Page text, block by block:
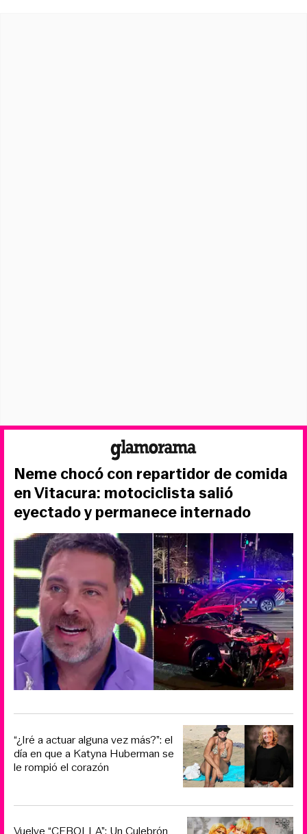
Neme chocó con repartidor de comida
en Vitacura: motociclista salió
eyectado y permanece internado
“¿Iré a actuar alguna vez más?”: el
día en que a Katyna Huberman se
le rompió el corazón
Vuelve “CEBOLLA”: Un Culebrón